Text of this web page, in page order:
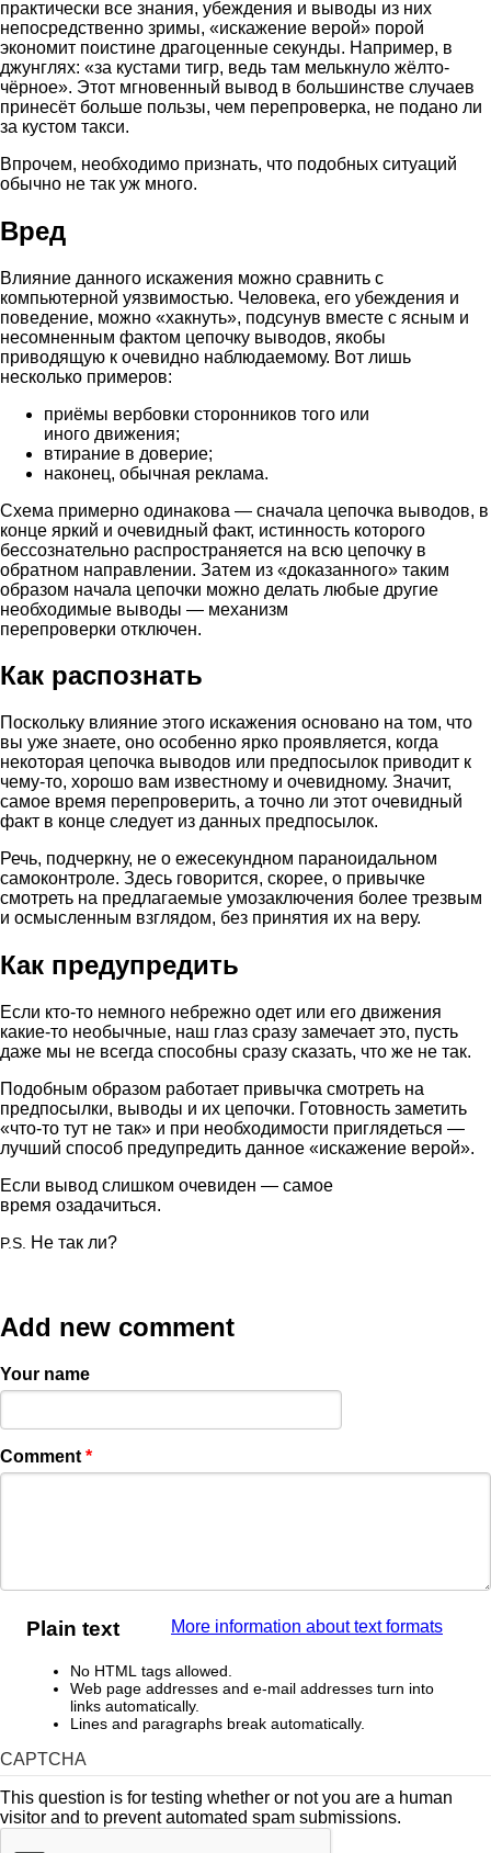
практически все знания, убеждения и выводы из них
непосредственно зримы, «искажение верой» порой
экономит поистине драгоценные секунды. Например, в
джунглях: «за кустами тигр, ведь там мелькнуло жёлто-
чёрное». Этот мгновенный вывод в большинстве случаев
принесёт больше пользы, чем перепроверка, не подано ли
за кустом такси.
Впрочем, необходимо признать, что подобных ситуаций
обычно не так уж много.
Вред
Влияние данного искажения можно сравнить с
компьютерной уязвимостью. Человека, его убеждения и
поведение, можно «хакнуть», подсунув вместе с ясным и
несомненным фактом цепочку выводов, якобы
приводящую к очевидно наблюдаемому. Вот лишь
несколько примеров:
приёмы вербовки сторонников того или
иного движения;
втирание в доверие;
наконец, обычная реклама.
Схема примерно одинакова — сначала цепочка выводов, в
конце яркий и очевидный факт, истинность которого
бессознательно распространяется на всю цепочку в
обратном направлении. Затем из «доказанного» таким
образом начала цепочки можно делать любые другие
необходимые выводы — механизм
перепроверки отключен.
Как распознать
Поскольку влияние этого искажения основано на том, что
вы уже знаете, оно особенно ярко проявляется, когда
некоторая цепочка выводов или предпосылок приводит к
чему-то, хорошо вам известному и очевидному. Значит,
самое время перепроверить, а точно ли этот очевидный
факт в конце следует из данных предпосылок.
Речь, подчеркну, не о ежесекундном параноидальном
самоконтроле. Здесь говорится, скорее, о привычке
смотреть на предлагаемые умозаключения более трезвым
и осмысленным взглядом, без принятия их на веру.
Как предупредить
Если кто-то немного небрежно одет или его движения
какие-то необычные, наш глаз сразу замечает это, пусть
даже мы не всегда способны сразу сказать, что же не так.
Подобным образом работает привычка смотреть на
предпосылки, выводы и их цепочки. Готовность заметить
«что-то тут не так» и при необходимости приглядеться —
лучший способ предупредить данное «искажение верой».
Если вывод слишком очевиден — самое
время озадачиться.
P.S. Не так ли?
Add new comment
Your name
Comment *
More information about text formats
Plain text
No HTML tags allowed.
Web page addresses and e-mail addresses turn into
links automatically.
Lines and paragraphs break automatically.
CAPTCHA
This question is for testing whether or not you are a human
visitor and to prevent automated spam submissions.